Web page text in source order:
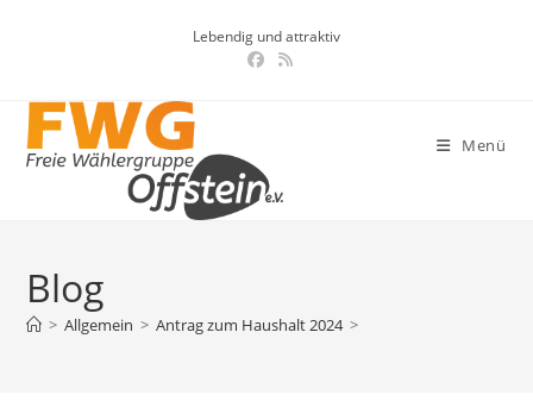
Lebendig und attraktiv
Menü
Blog
> Allgemein > Antrag zum Haushalt 2024 >